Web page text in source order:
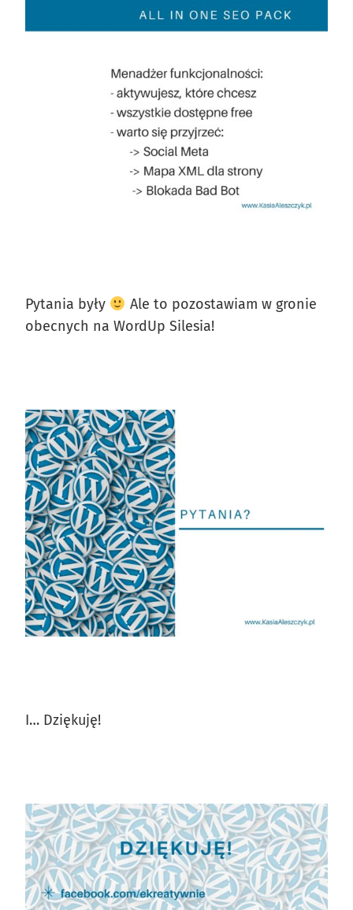
Pytania były
Ale to pozostawiam w gronie
obecnych na WordUp Silesia!
I… Dziękuję!